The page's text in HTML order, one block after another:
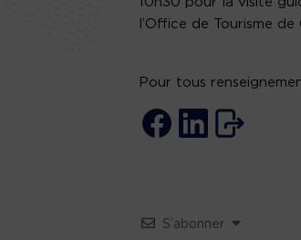
l’Office de Tourisme de
Pour tous
S’abonner